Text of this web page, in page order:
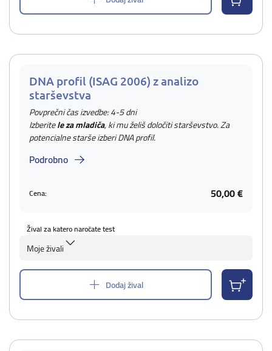
DNA profil (ISAG 2006) z analizo
starševstva
Povprečni čas izvedbe: 4-5 dni
Izberitele za mladiča, ki mu želiš določiti starševstvo. Za
potencialne starše izberi DNA profil.
Podrobno
Cena: 50,00 €
Žival za katero naročate test
Moje živali
Dodaj žival